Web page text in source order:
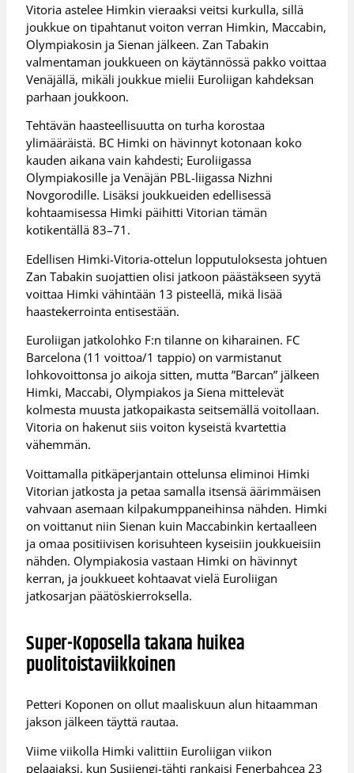
Vitoria astelee Himkin vieraaksi veitsi kurkulla, sillä
joukkue on tipahtanut voiton verran Himkin, Maccabin,
Olympiakosin ja Sienan jälkeen. Zan Tabakin
valmentaman joukkueen on käytännössä pakko voittaa
Venäjällä, mikäli joukkue mielii Euroliigan kahdeksan
parhaan joukkoon.
Tehtävän haasteellisuutta on turha korostaa
ylimääräistä. BC Himki on hävinnyt kotonaan koko
kauden aikana vain kahdesti; Euroliigassa
Olympiakosille ja Venäjän PBL-liigassa Nizhni
Novgorodille. Lisäksi joukkueiden edellisessä
kohtaamisessa Himki päihitti Vitorian tämän
kotikentällä 83–71.
Edellisen Himki-Vitoria-ottelun lopputuloksesta johtuen
Zan Tabakin suojattien olisi jatkoon päästäkseen syytä
voittaa Himki vähintään 13 pisteellä, mikä lisää
haastekerrointa entisestään.
Euroliigan jatkolohko F:n tilanne on kiharainen. FC
Barcelona (11 voittoa/1 tappio) on varmistanut
lohkovoittonsa jo aikoja sitten, mutta ”Barcan” jälkeen
Himki, Maccabi, Olympiakos ja Siena mittelevät
kolmesta muusta jatkopaikasta seitsemällä voitollaan.
Vitoria on hakenut siis voiton kyseistä kvartettia
vähemmän.
Voittamalla pitkäperjantain ottelunsa eliminoi Himki
Vitorian jatkosta ja petaa samalla itsensä äärimmäisen
vahvaan asemaan kilpakumppaneihinsa nähden. Himki
on voittanut niin Sienan kuin Maccabinkin kertaalleen
ja omaa positiivisen korisuhteen kyseisiin joukkueisiin
nähden. Olympiakosia vastaan Himki on hävinnyt
kerran, ja joukkueet kohtaavat vielä Euroliigan
jatkosarjan päätöskierroksella.
Super-Koposella takana huikea
puolitoistaviikkoinen
Petteri Koponen on ollut maaliskuun alun hitaamman
jakson jälkeen täyttä rautaa.
Viime viikolla Himki valittiin Euroliigan viikon
pelaajaksi, kun Susijengi-tähti rankaisi Fenerbahcea 23